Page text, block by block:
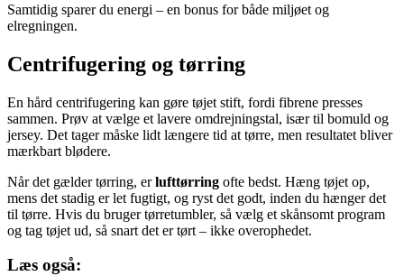
Samtidig sparer du energi – en bonus for både miljøet og
elregningen.
Centrifugering og tørring
En hård centrifugering kan gøre tøjet stift, fordi fibrene presses
sammen. Prøv at vælge et lavere omdrejningstal, især til bomuld og
jersey. Det tager måske lidt længere tid at tørre, men resultatet bliver
mærkbart blødere.
Når det gælder tørring, erlufttørring ofte bedst. Hæng tøjet op,
mens det stadig er let fugtigt, og ryst det godt, inden du hænger det
til tørre. Hvis du bruger tørretumbler, så vælg et skånsomt program
og tag tøjet ud, så snart det er tørt – ikke overophedet.
Læs også: